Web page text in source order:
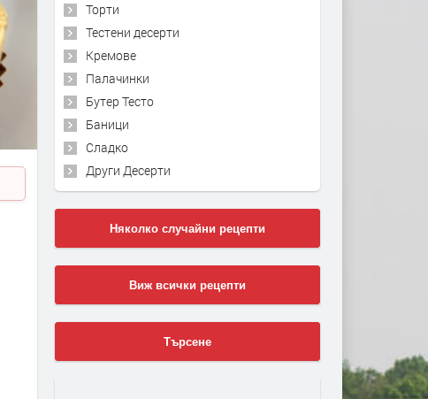
Торти
Тестени десерти
Кремове
Палачинки
Бутер Тесто
Баници
Сладко
Други Десерти
Няколко случайни рецепти
Виж всички рецепти
Търсене